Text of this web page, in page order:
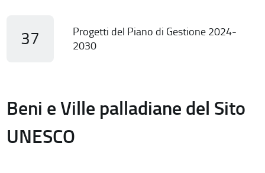
37
Progetti del Piano di Gestione 2024-
2030
Beni e Ville palladiane del Sito
UNESCO